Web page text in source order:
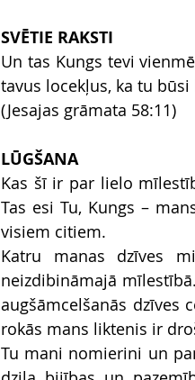
SVĒTIE RAKSTI
Un tas Kungs tevi
tavus locekļus, ka tu
(Jesajas grāmata 58:11)
LŪGŠANA
Kas šī ir par lielo
Tas esi Tu, Kungs –
visiem citiem.
Katru manas dzīves
neizdibināmajā
augšāmcelšanās dzīves
rokās mans liktenis ir
Tu mani nomierini un